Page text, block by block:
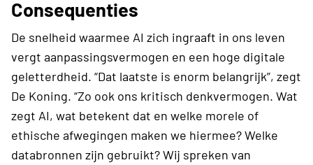
Consequenties
De snelheid waarmee AI zich ingraaft in ons leven
vergt aanpassingsvermogen en een hoge digitale
geletterdheid. “Dat laatste is enorm belangrijk”, zegt
De Koning. “Zo ook ons kritisch denkvermogen. Wat
zegt AI, wat betekent dat en welke morele of
ethische afwegingen maken we hiermee? Welke
databronnen zijn gebruikt? Wij spreken van